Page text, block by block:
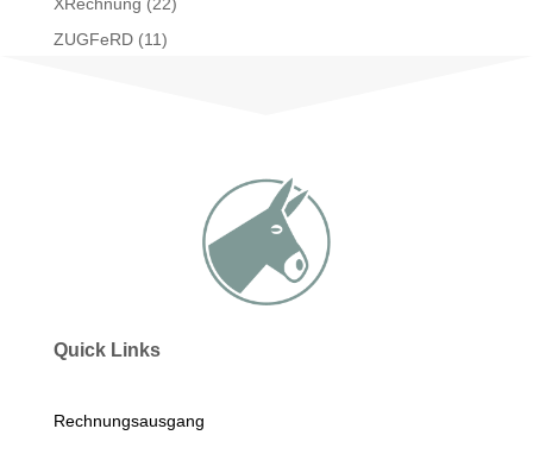
ZUGFeRD(11)
Quick Links
Rechnungsausgang